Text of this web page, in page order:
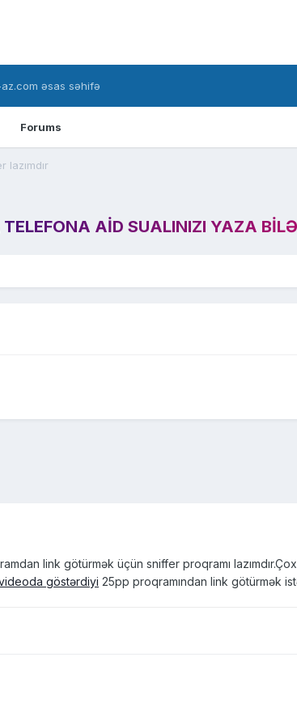
Forums
əsas səhifə
lazımdır
AID SUALINIZI YAZA
link götürmək üçün sniffer proqramı
göstərdiyi 25pp proqramından link götürmək